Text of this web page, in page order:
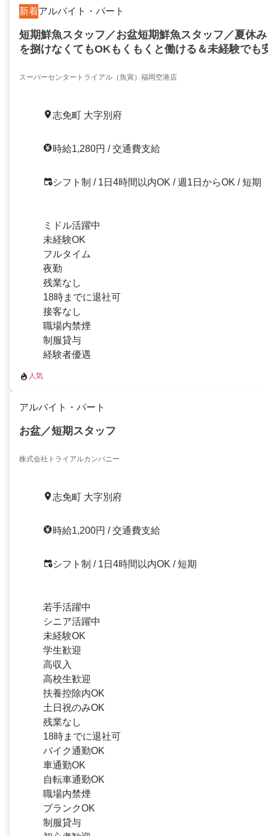
新着アルバイト・パート
短期鮮魚スタッフ／お盆短期鮮魚スタッフ／夏休
を捌けなくてもOKもくもくと働ける＆未経験でも
スーパーセンタートライアル（魚寅）福岡空港店
志免町 大字別府
時給1,280円 / 交通費支給
シフト制 / 1日4時間以内OK / 週1日からOK / 短期
ミドル活躍中
未経験OK
フルタイム
夜勤
残業なし
18時までに退社可
接客なし
職場内禁煙
制服貸与
経験者優遇
人気
アルバイト・パート
お盆／短期スタッフ
株式会社トライアルカンパニー
志免町 大字別府
時給1,200円 / 交通費支給
シフト制 / 1日4時間以内OK / 短期
若手活躍中
シニア活躍中
未経験OK
学生歓迎
高収入
高校生歓迎
扶養控除内OK
土日祝のみOK
残業なし
18時までに退社可
バイク通勤OK
車通勤OK
自転車通勤OK
職場内禁煙
ブランクOK
制服貸与